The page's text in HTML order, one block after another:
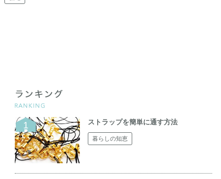
ストラップを簡単に通す方法
暮らしの知恵